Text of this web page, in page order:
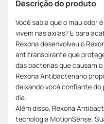
Descrição do produto
Você sabia que o mau odor
vivem nas axilas? E para
Rexona desenvolveu o
antitranspirante que
das bactérias que causam o
Rexona Antibacteriano
deixando você confiante do
dia.
Além disso, Rexona
tecnologia MotionSense.